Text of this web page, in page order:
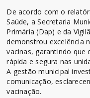
De acordo com o
Saúde, a Secretaria
Primária (Dap) e da
demonstrou excelência
vacinas, garantindo que
rápida e segura nas
A gestão municipal
comunicação,
vacinação.